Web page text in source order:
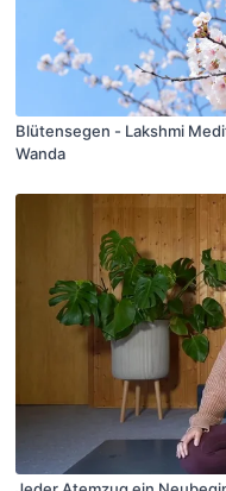
Blütensegen - Lakshmi
Wanda